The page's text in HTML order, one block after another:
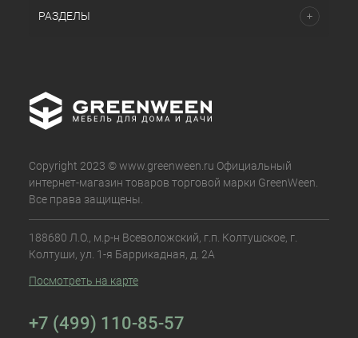
РАЗДЕЛЫ
Copyright 2023 © www.greenween.ru Официальный
интернет-магазин товаров торговой марки GreenWeen.
Все права защищены.
188680 Л.О., м.р-н Всеволожский, г.п. Колтушское, г.
Колтуши, ул. 1-я Баррикадная, д. 2А
Посмотреть на карте
+7 (499) 110-85-57